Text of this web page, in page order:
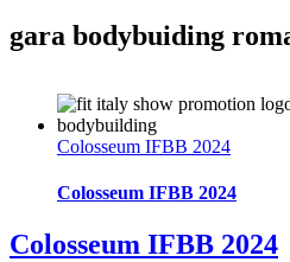
gara bodybuiding
Colosseum IFBB 2024
Colosseum IFBB 2024
Colosseum IFBB 2024